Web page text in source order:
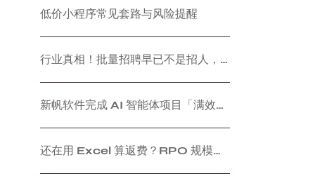
低价小程序常见套路与风险提醒
行业真相！批量招聘早已不是招人，已经变成顶级社交分销生意
新帆软件完成 AI 智能体项目「满效来客」开发 | 企业 AI 工作流定制开发
还在用 Excel 算返费？RPO 规模化后人工对账的 3 大深坑